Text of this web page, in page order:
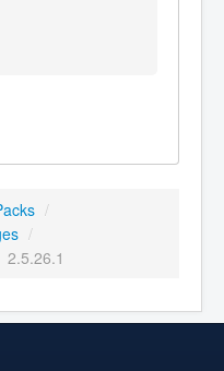
/
/
2.5.26.1